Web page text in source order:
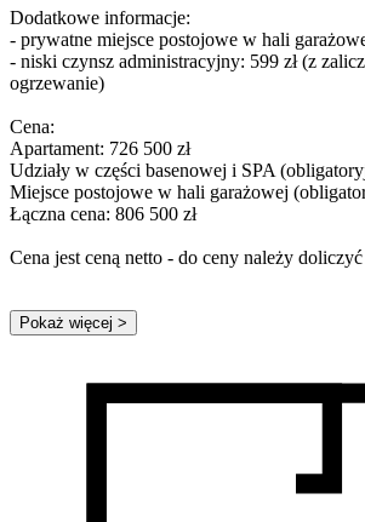
Dodatkowe informacje:
- prywatne miejsce postojowe w hali
- niski czynsz administracyjny: 599 zł (z
ogrzewanie)
Cena:
Apartament: 726 500 zł
Udziały w części basenowej i SPA
Miejsce postojowe w hali garażowej
Łączna cena: 806 500 zł
Cena jest ceną netto - do ceny należy
Pokaż więcej >